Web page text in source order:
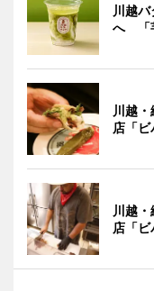
川越
へ 「
川越
店「ビ
川越
店「ビ